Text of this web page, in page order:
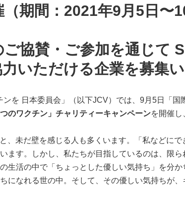
期間：2021年9月5日〜
協賛・ご参加を通じて
いただける企業を募集
ンを 日本委員会」（以下JCV）では、9月5日「国
のワクチン」チャリティーキャンペーンを開催
、未だ壁を感じる人も多くいます。「私などに
ます。しかし、私たちが目指しているのは、限
生活の中で「ちょっとした優しい気持ち」を分
になれる世の中。そして、その優しい気持ちが、